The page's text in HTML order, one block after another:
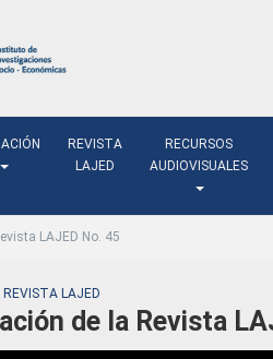
REVISTA
LAJED
RECURSOS
AUDIOVISUALES
LAJED No. 45
REVISTA LAJED
de la Revista